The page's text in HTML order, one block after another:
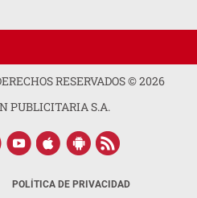
RESERVADOS ©2026
PUBLICITARIA S.A.
POLÍTICA DE PRIVACIDAD